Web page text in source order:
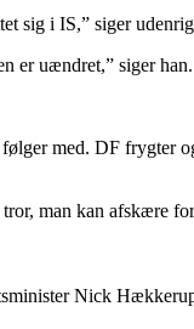
sig i IS,” siger
er uændret,” siger han.
med. DF frygter
man kan afskære
Nick